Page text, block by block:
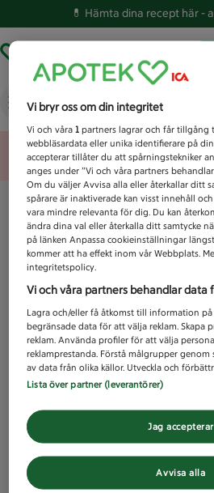
💊 Hämta dina recept här -
Vad letar du efter idag?
Unknown
Vi bryr oss om din integritet
Vi och våra1 partners lagrar och får tillgång
webbläsardata eller unika identifierare på
accepterar tillåter du att spårningstekniker
anges under ”Vi och våra partners
Om du väljer Avvisa alla eller återkallar ditt
spårare är inaktiverade kan visst innehåll
vara mindre relevanta för dig. Du kan
ändra dina val eller återkalla ditt samtycke
på länken Anpassa cookieinställningar
kommer att ha effekt inom vår Webbplats.
integritetspolicy.
Vi och våra partners behandlar data
Lagra och/eller få åtkomst till information
begränsade data för att välja reklam. Skapa
reklam. Använda profiler för att välja
reklamprestanda. Förstå målgrupper
av data från olika källor. Utveckla och
Lista över partner (leverantörer)
Avvisa alla
Jag accepterar